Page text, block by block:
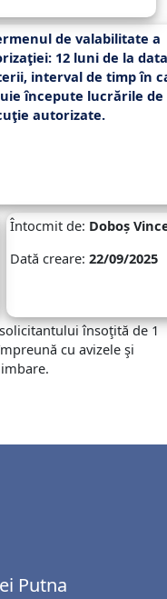
de valabilitate a
12 luni de la data
interval de timp în
începute lucrările de
autorizate.
Întocmit de: Doboș
Dată creare:22/09/2025
însoţită de 1
cu avizele şi
Putna